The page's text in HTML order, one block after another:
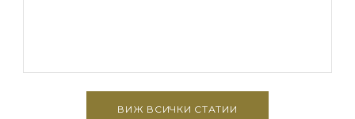
ВИЖ ВСИЧКИ СТАТИИ